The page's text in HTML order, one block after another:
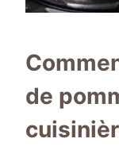
de